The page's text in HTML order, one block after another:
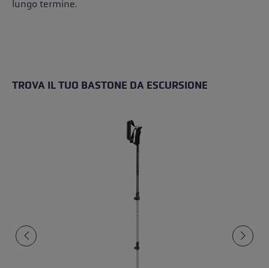
lungo termine.
TROVA IL TUO BASTONE DA ESCURSIONE